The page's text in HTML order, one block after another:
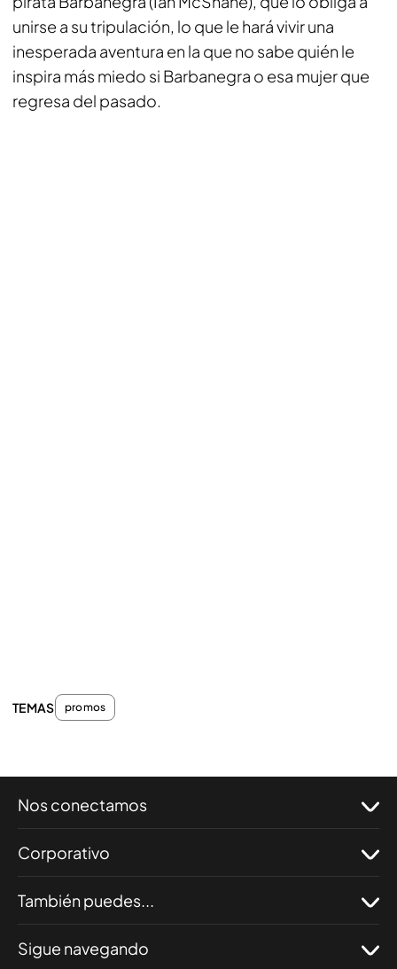
unirse a su tripulación, lo que le hará vivir una
inesperada aventura en la que no sabe quién le
inspira más miedo si Barbanegra o esa mujer que
regresa del pasado.
TEMAS promos
Nos conectamos
Corporativo
También puedes...
Sigue navegando